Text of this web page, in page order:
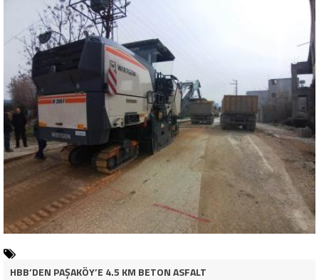
HBB’DEN PAŞAKÖY’E 4.5 KM BETON ASFALT